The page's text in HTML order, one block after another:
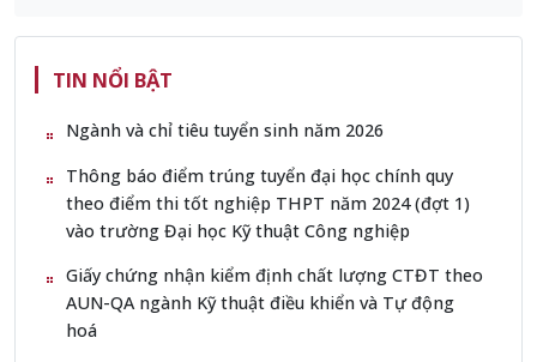
TIN NỔI BẬT
Ngành và chỉ tiêu tuyển sinh năm 2026
Thông báo điểm trúng tuyển đại học chính quy
theo điểm thi tốt nghiệp THPT năm 2024 (đợt 1)
vào trường Đại học Kỹ thuật Công nghiệp
Giấy chứng nhận kiểm định chất lượng CTĐT theo
AUN-QA ngành Kỹ thuật điều khiển và Tự động
hoá